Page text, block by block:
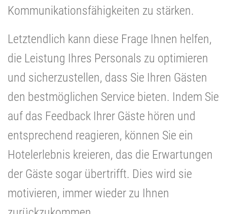
Kommunikationsfähigkeiten zu stärken.
Letztendlich kann diese Frage Ihnen helfen,
die Leistung Ihres Personals zu optimieren
und sicherzustellen, dass Sie Ihren Gästen
den bestmöglichen Service bieten. Indem Sie
auf das Feedback Ihrer Gäste hören und
entsprechend reagieren, können Sie ein
Hotelerlebnis kreieren, das die Erwartungen
der Gäste sogar übertrifft. Dies wird sie
motivieren, immer wieder zu Ihnen